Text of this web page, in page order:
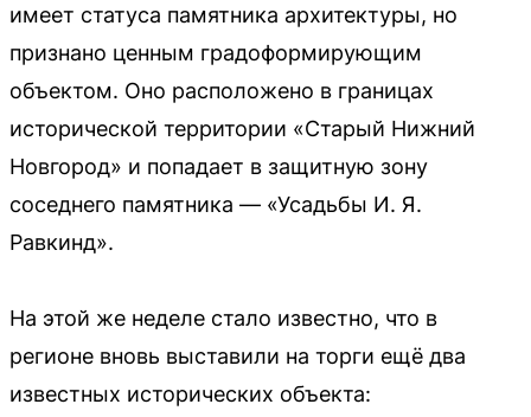
имеет статуса памятника архитектуры, но
признано ценным градоформирующим
объектом. Оно расположено в границах
исторической территории «Старый Нижний
Новгород» и попадает в защитную зону
соседнего памятника — «Усадьбы И. Я.
Равкинд».
На этой же неделе стало известно, что в
регионе вновь выставили на торги ещё два
известных исторических объекта: